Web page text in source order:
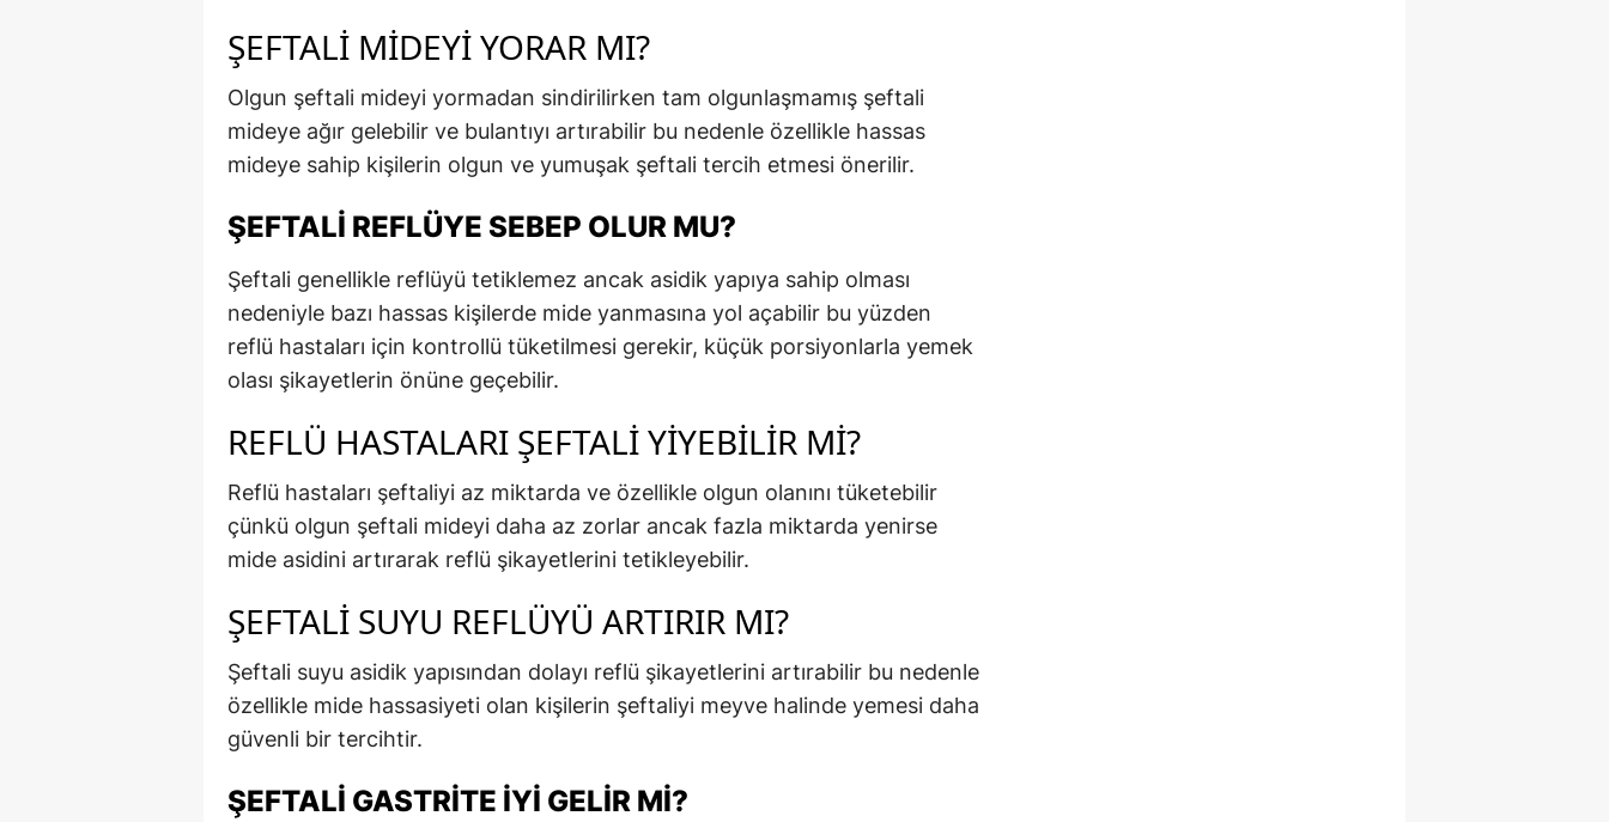
ŞEFTALI MIDEYI YORAR MI?
Olgun şeftali mideyi yormadan sindirilirken tam olgunlaşmamış şeftali
mideye ağır gelebilir ve bulantıyı artırabilir bu nedenle özellikle hassas
mideye sahip kişilerin olgun ve yumuşak şeftali tercih etmesi önerilir.
ŞEFTALI REFLÜYE SEBEP OLUR MU?
Şeftali genellikle reflüyü tetiklemez ancak asidik yapıya sahip olması
nedeniyle bazı hassas kişilerde mide yanmasına yol açabilir bu yüzden
reflü hastaları için kontrollü tüketilmesi gerekir, küçük porsiyonlarla yemek
olası şikayetlerin önüne geçebilir.
REFLÜ HASTALARI ŞEFTALI YIYEBILIR MI?
Reflü hastaları şeftaliyi az miktarda ve özellikle olgun olanını tüketebilir
çünkü olgun şeftali mideyi daha az zorlar ancak fazla miktarda yenirse
mide asidini artırarak reflü şikayetlerini tetikleyebilir.
ŞEFTALI SUYU REFLÜYÜ ARTIRIR MI?
Şeftali suyu asidik yapısından dolayı reflü şikayetlerini artırabilir bu nedenle
özellikle mide hassasiyeti olan kişilerin şeftaliyi meyve halinde yemesi daha
güvenli bir tercihtir.
ŞEFTALI GASTRITE İYI GELIR MI?